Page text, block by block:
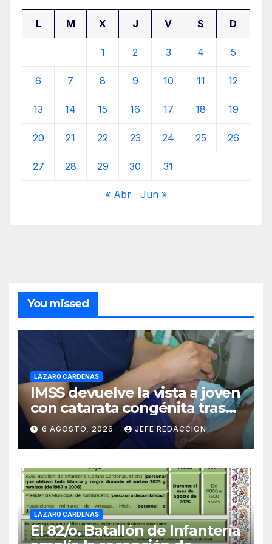
L M X J V S D
1 2 3 4 5
6 7 8 9 10 11 12
13 14 15 16 17 18 19
20 21 22 23 24 25 26
27 28 29 30 31
« Abr Jun »
You missed
LÁZARO CÁRDENAS
IMSS devuelve la vista a joven
con catarata congénita tras
23 años de limitación visual
6 AGOSTO, 2026 JEFE REDACCION
LÁZARO CÁRDENAS
El 82/o. Batallón de Infantería